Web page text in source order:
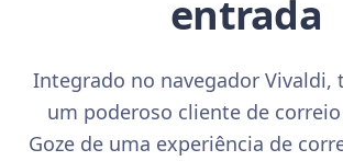
entrada
Integrado no navegador Vivaldi,
um poderoso cliente de
Goze de uma experiência de